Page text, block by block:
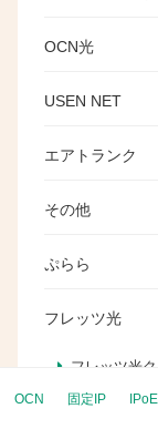
OCN光
USEN NET
エアトランク
その他
ぷらら
フレッツ光
フレッツ光ク
OCN 固定IP IPoE